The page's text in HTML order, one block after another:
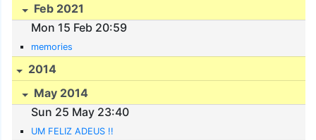
Feb 2021
Mon 15 Feb 20:59
memories
2014
May 2014
Sun 25 May 23:40
UM FELIZ ADEUS !!